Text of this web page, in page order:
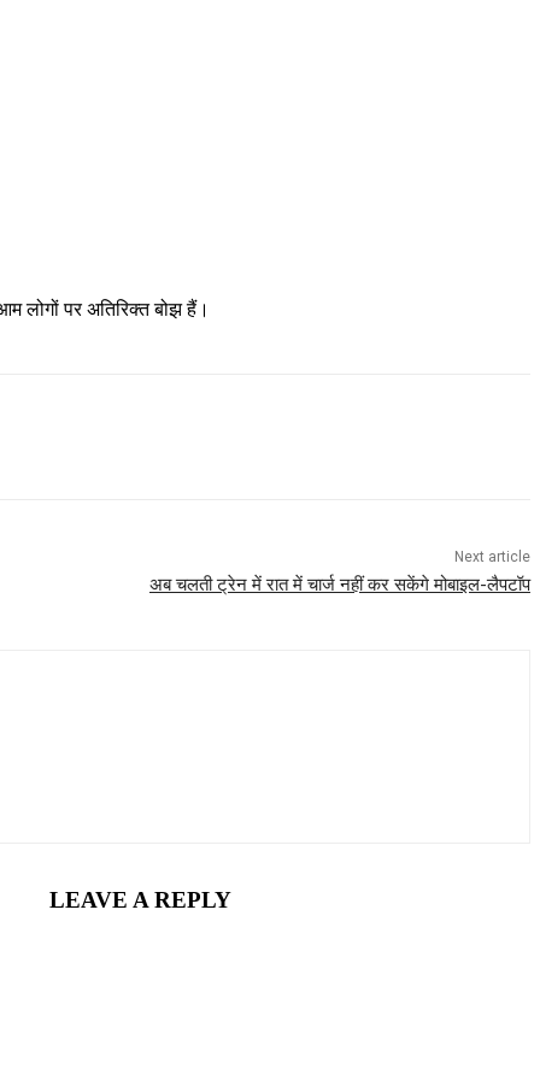
लोगों पर अतिरिक्त बोझ हैं।
Next article
अब चलती ट्रेन में रात में चार्ज नहीं कर सकेंगे मोबाइल-लैपटॉप
LEAVE A REPLY